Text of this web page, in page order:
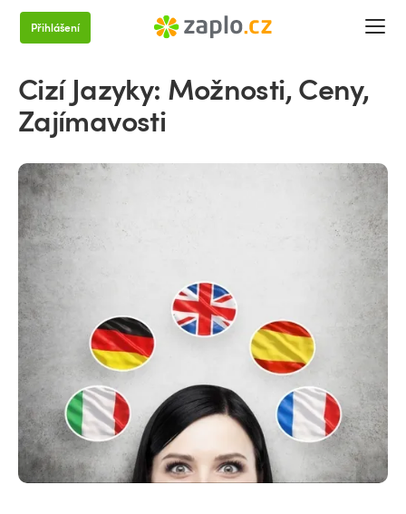
Přihlášení
Cizí Jazyky: Možnosti, Ceny,
Zajímavosti